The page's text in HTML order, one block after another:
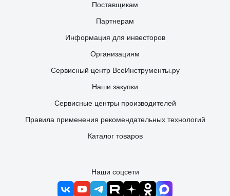
Поставщикам
Партнерам
Информация для инвесторов
Организациям
Сервисный центр ВсеИнструменты.ру
Наши закупки
Сервисные центры производителей
Правила применения рекомендательных технологий
Каталог товаров
Наши соцсети